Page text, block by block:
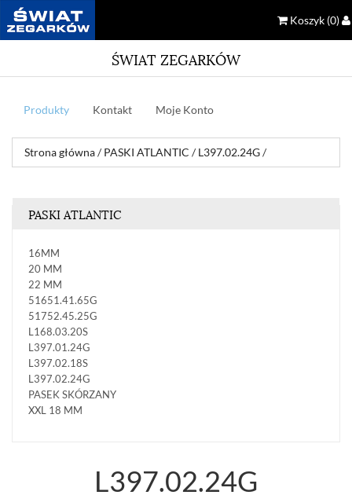
Koszyk (0)
ŚWIAT ZEGARKÓW
Produkty Kontakt Moje Konto
Strona główna/ PASKI ATLANTIC / L397.02.24G/
PASKI ATLANTIC
16MM
20 MM
22 MM
51651.41.65G
51752.45.25G
L168.03.20S
L397.01.24G
L397.02.18S
L397.02.24G
PASEK SKÓRZANY
XXL 18 MM
L397.02.24G